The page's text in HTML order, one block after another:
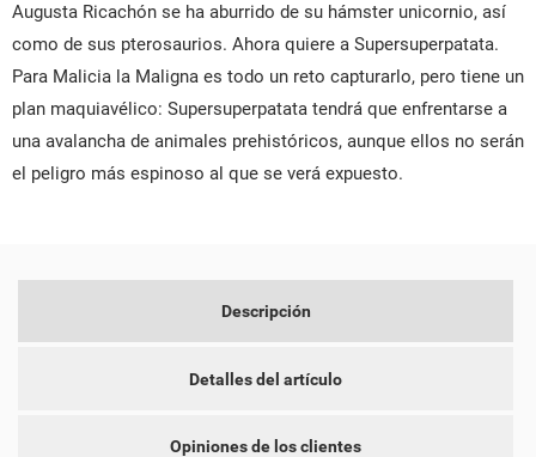
Augusta Ricachón se ha aburrido de su hámster unicornio, así
como de sus pterosaurios. Ahora quiere a Supersuperpatata.
Para Malicia la Maligna es todo un reto capturarlo, pero tiene un
plan maquiavélico: Supersuperpatata tendrá que enfrentarse a
una avalancha de animales prehistóricos, aunque ellos no serán
el peligro más espinoso al que se verá expuesto.
Descripción
Detalles del artículo
Opiniones de los clientes
MI LISTA DE DESEOS
CREAR LISTA DE DESEOS
INICIAR SESIÓN